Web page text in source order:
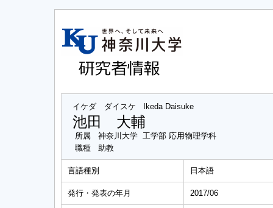
イケダ ダイスケ Ikeda Daisuke
池田 大輔
所属
神奈川大学 工学部 応用物理学科
職種
助教
言語種別 日本語
発行・発表の年月 2017/06